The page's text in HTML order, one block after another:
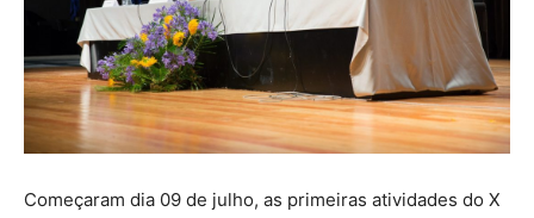
Começaram dia 09 de julho, as primeiras atividades do X